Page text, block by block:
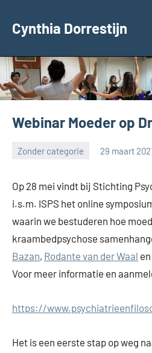
naar
inhoud
Cynthia Dorrestijn
Webinar Moeder op
Zonder categorie 29 maart
Op 28 mei vindt bij Stichting
i.s.m. ISPS het online
waarin we bestuderen hoe
kraambedpsychose
Bazan, Rodante van der Waal en
Voor meer informatie en
https://
Het is een eerste stap op weg